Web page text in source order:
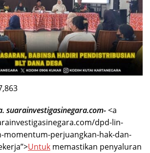
suarainvestigasinegara.com-<a
dpd-lin-
momentum-perjuangkan-hak-dan-
Untuk memastikan penyaluran